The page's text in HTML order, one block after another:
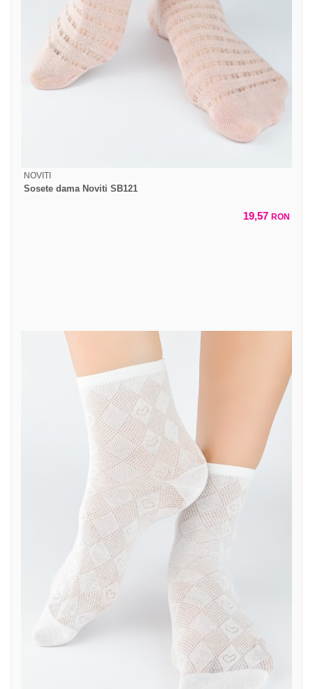
NOVITI
Sosete dama Noviti SB121
19,57 RON